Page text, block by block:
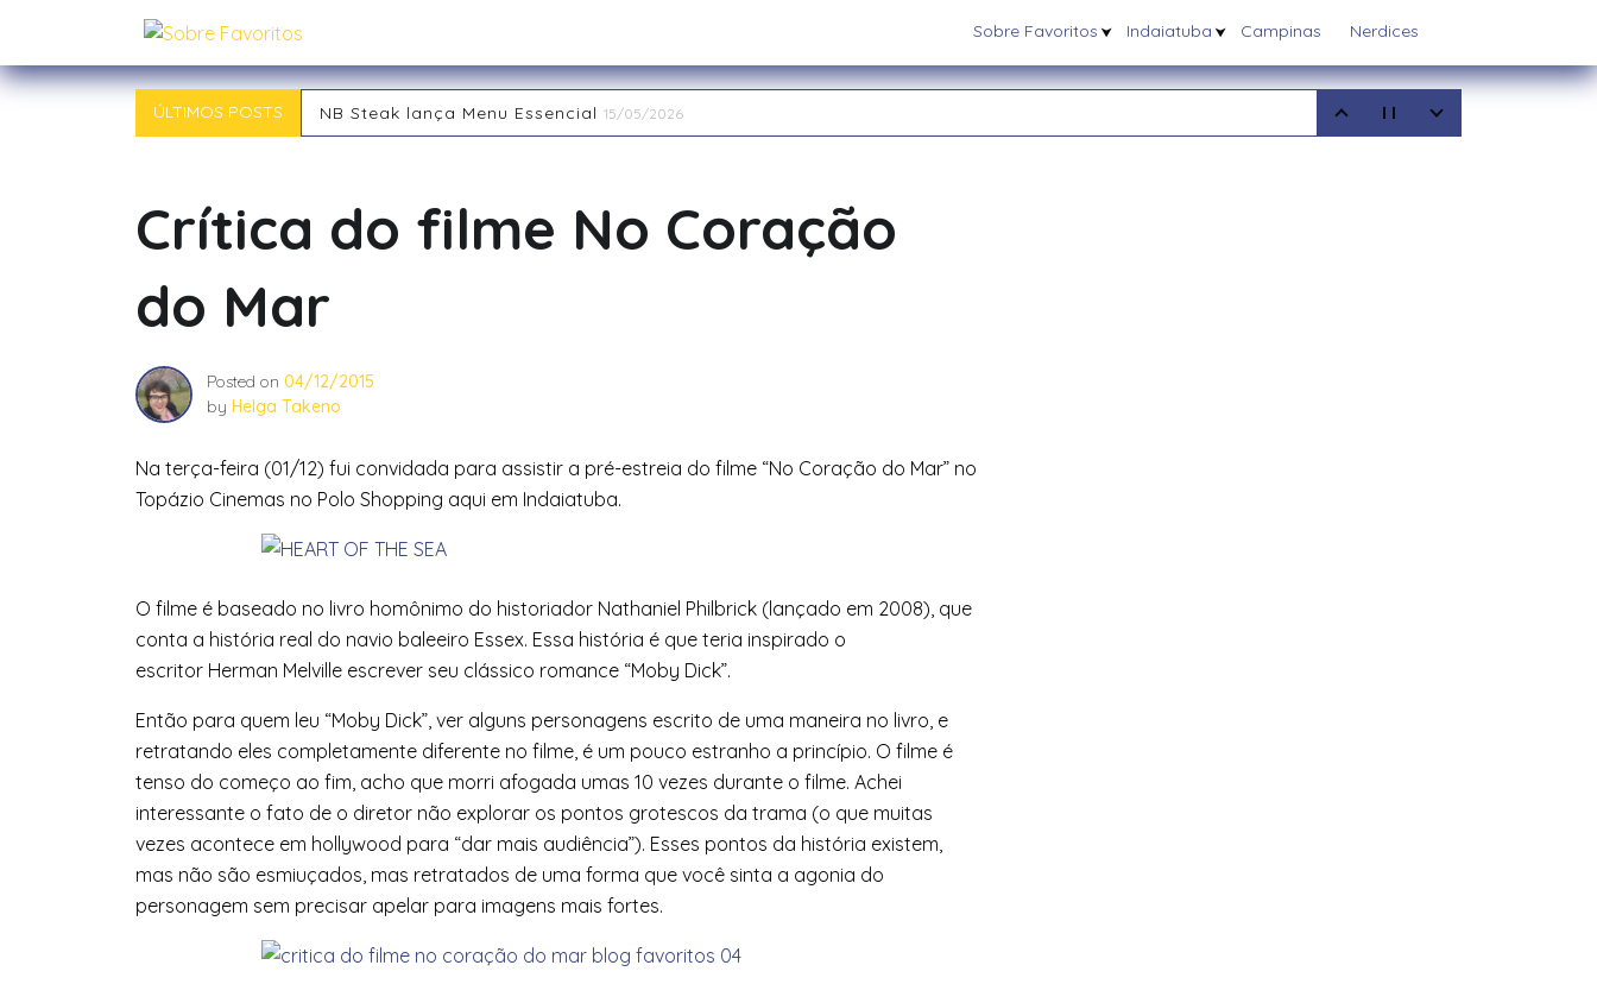
content
Sobre Favoritos Sobre Favoritos Indaiatuba Campinas Nerdices
ÚLTIMOS POSTS NB Steak lança Menu Essencial 15/05/2026
Outback chegou a Indaiatuba15/05/2026
O RPG: Uma Jornada Pela Interpretação de Papéis e a Construção de Mundos
Já começou! 21ª Campinas Restaurant Week acontece até 20 de abril na região
Crítica do filme No Coração
do Mar
Posted on 04/12/2015
by Helga Takeno
Na terça-feira (01/12) fui convidada para assistir a pré-estreia do filme “No Coração do Mar” no
Topázio Cinemas no Polo Shopping aqui em Indaiatuba.
O filme é baseado no livro homônimo do historiador Nathaniel Philbrick (lançado em 2008), que
conta a história real do navio baleeiro Essex. Essa história é que teria inspirado o
escritor Herman Melville escrever seu clássico romance “Moby Dick”.
Então para quem leu “Moby Dick”, ver alguns personagens escrito de uma maneira no livro, e
retratando eles completamente diferente no filme, é um pouco estranho a princípio. O filme é
tenso do começo ao fim, acho que morri afogada umas 10 vezes durante o filme. Achei
interessante o fato de o diretor não explorar os pontos grotescos da trama (o que muitas
vezes acontece em hollywood para “dar mais audiência”). Esses pontos da história existem,
mas não são esmiuçados, mas retratados de uma forma que você sinta a agonia do
personagem sem precisar apelar para imagens mais fortes.